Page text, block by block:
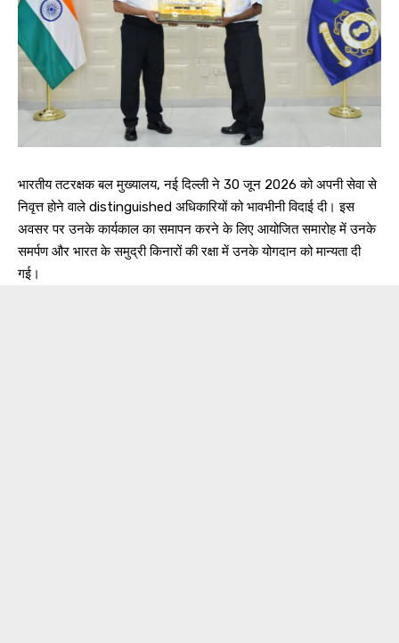
भारतीय तटरक्षक बल मुख्यालय, नई दिल्ली ने 30 जून 2026 को अपनी सेवा से
निवृत्त होने वाले distinguished अधिकारियों को भावभीनी विदाई दी। इस
अवसर पर उनके कार्यकाल का समापन करने के लिए आयोजित समारोह में उनके
समर्पण और भारत के समुद्री किनारों की रक्षा में उनके योगदान को मान्यता दी
गई।